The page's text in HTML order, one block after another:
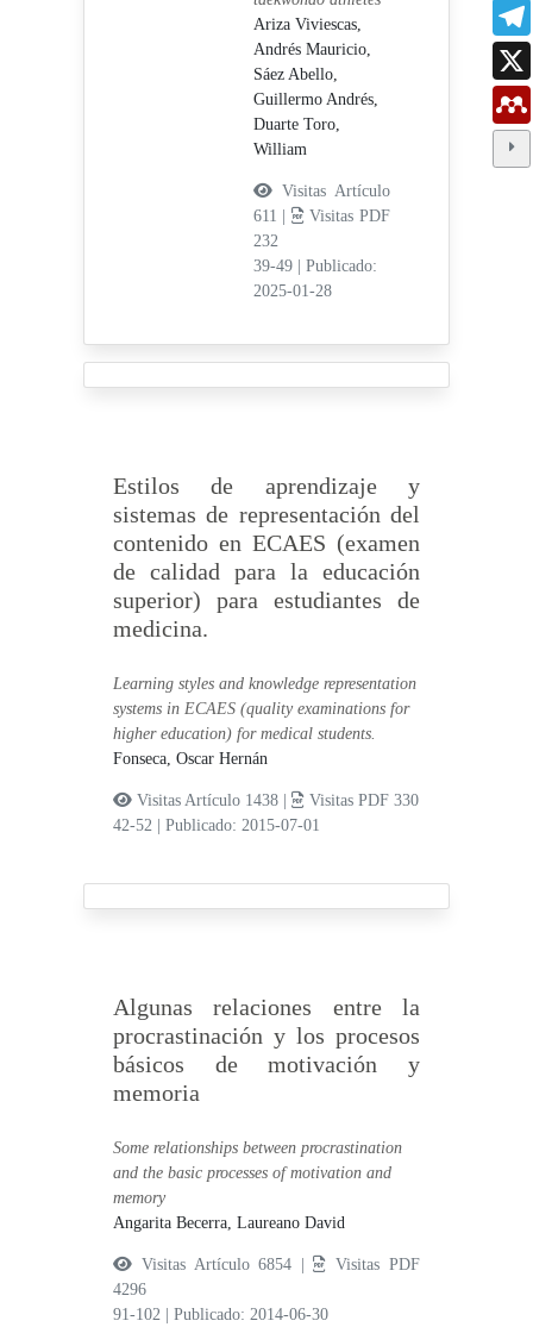
Ariza Viviescas,
Andrés Mauricio,
Sáez Abello,
Guillermo Andrés,
Duarte Toro,
William
Visitas Artículo
611 |
Visitas PDF
232
39-49
Publicado:
2025-01-28
Estilos de aprendizaje y
sistemas de representación del
contenido en ECAES (examen
de calidad para la educación
superior) para estudiantes de
medicina.
Learning styles and knowledge representation
systems in ECAES (quality examinations for
higher education) for medical students.
Fonseca, Oscar Hernán
Visitas Artículo 1438 |
Visitas PDF 330
42-52
|Publicado: 2015-07-01
Algunas relaciones entre la
procrastinación y los procesos
básicos de motivación y
memoria
Some relationships between procrastination
and the basic processes of motivation and
memory
Angarita Becerra, Laureano David
Visitas Artículo 6854 |
Visitas PDF
4296
91-102
|Publicado: 2014-06-30